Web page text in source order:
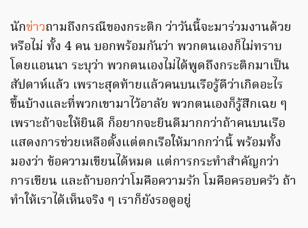
นักข่าวถามถึงกรณีของกระติก ว่าวันนี้จะมาร่วมงานด้วย
หรือไม่ ทั้ง 4 คน บอกพร้อมกันว่า พวกตนเองก็ไม่ทราบ
โดยแอนนา ระบุว่า พวกตนเองไม่ได้พูดถึงกระติกมาเป็น
สัปดาห์แล้ว เพราะสุดท้ายแล้วคนบนเรือรู้ดีว่าเกิดอะไร
ขึ้นบ้างและที่พวกเขามาไว้อาลัย พวกตนเองก็รู้สึกเฉย ๆ
เพราะถ้าจะให้ยินดี ก็อยากจะยินดีมากกว่าถ้าคนบนเรือ
แสดงการช่วยเหลือตั้งแต่ตกเรือให้มากกว่านี้ พร้อมทั้ง
มองว่า ข้อความเขียนได้หมด แต่การกระทำสำคัญกว่า
การเขียน และถ้าบอกว่าโมคือความรัก โมคือครอบครัว ถ้า
ทำให้เราได้เห็นจริง ๆ เราก็ยังรอดูอยู่